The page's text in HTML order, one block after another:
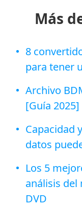
Más
8
para tener
Archivo
[Guía 2025]
Capacidad
datos
Los 5
análisis
DVD